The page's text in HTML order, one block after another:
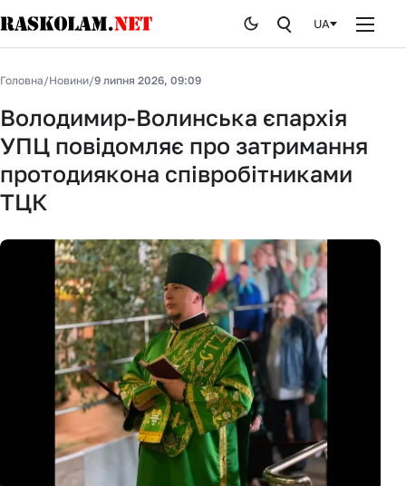
Публікації
Стоп брехні
Історія
Від редакції
UA
Головна/Новини/9 липня 2026, 09:09
Володимир-Волинська єпархія
УПЦ повідомляє про затримання
протодиякона співробітниками
ТЦК